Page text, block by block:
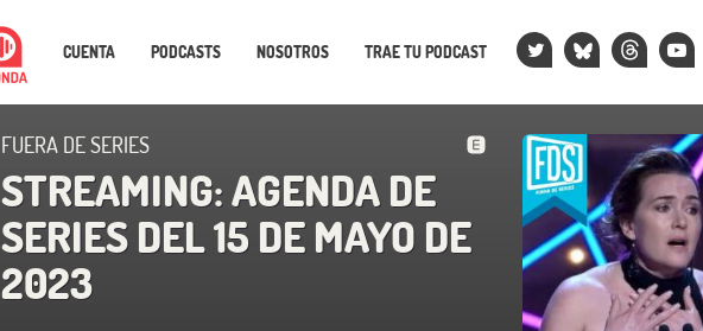
CUENTA PODCASTS NOSOTROS TRAE TU PODCAST
FUERA DE SERIES
STREAMING: AGENDA DE
SERIES DEL 15 DE MAYO DE
2023